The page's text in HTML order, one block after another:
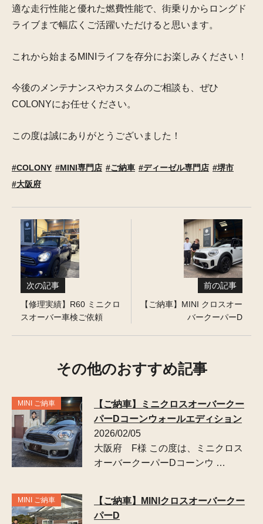
適な走行性能と優れた燃費性能で、街乗りからロングド
ライブまで幅広くご活躍いただけると思います。
これから始まるMINIライフを存分にお楽しみください！
今後のメンテナンスやカスタムのご相談も、ぜひ
COLONYにお任せください。
この度は誠にありがとうございました！
COLONY MINI専門店 ご納車 ディーゼル専門店
堺市
大阪府
次の記事
【修理実績】R60 ミニクロ
スオーバー車検ご依頼
前の記事
【ご納車】MINI クロスオー
バークーパーD
その他のおすすめ記事
MINI ご納車
【ご納車】ミニクロスオーバークー
パーDコーンウォールエディション
2026/02/05
大阪府 F様 この度は、ミニクロス
オーバークーパーDコーンウ …
MINI ご納車
【ご納車】MINIクロスオーバークー
パーD